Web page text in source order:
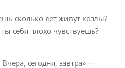
сколько лет живут козлы?
себя плохо чувствуешь?
сегодня, завтра» —